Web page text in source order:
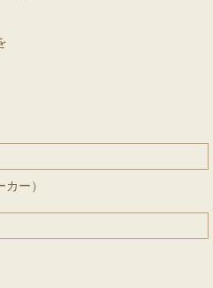
ー）